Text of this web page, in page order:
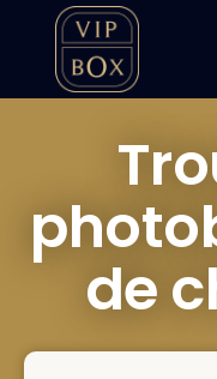
de